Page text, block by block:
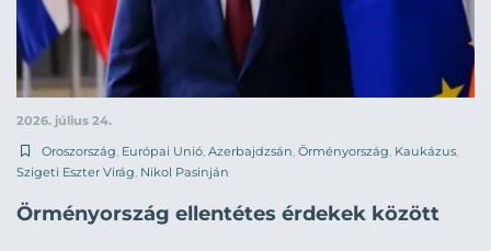
2026. július 24.
Oroszország, Európai Unió, Azerbajdzsán, Örményország, Kaukázus,
Szigeti Eszter Virág, Nikol Pasinján
Örményország ellentétes érdekek között